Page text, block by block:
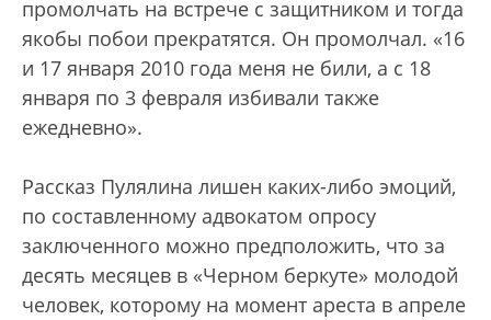
промолчать на встрече с защитником и тогда
якобы побои прекратятся. Он промолчал. «16
и 17 января 2010 года меня не били, а с 18
января по 3 февраля избивали также
ежедневно».
Рассказ Пулялина лишен каких-либо эмоций,
по составленному адвокатом опросу
заключенного можно предположить, что за
десять месяцев в «Черном беркуте» молодой
человек, которому на момент ареста в апреле